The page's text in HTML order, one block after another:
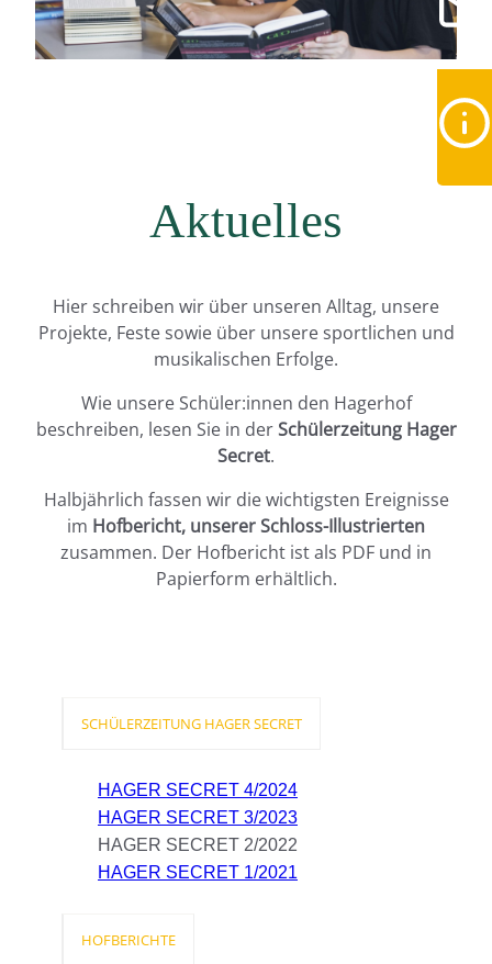
Aktuelles
Hier schreiben wir über unseren Alltag, unsere
Projekte, Feste sowie über unsere sportlichen und
musikalischen Erfolge.
Wie unsere Schüler:innen den Hagerhof
beschreiben, lesen Sie in derSchülerzeitung Hager
Secret.
Halbjährlich fassen wir die wichtigsten Ereignisse
im Hofbericht, unserer Schloss-Illustrierten
zusammen. Der Hofbericht ist als PDF und in
Papierform erhältlich.
SCHÜLERZEITUNG HAGER SECRET
HAGER SECRET 4/2024
HAGER SECRET 3/2023
HAGER SECRET 2/2022
HAGER SECRET 1/2021
HOFBERICHTE